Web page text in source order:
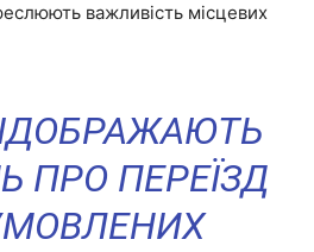
важливість місцевих
ПРО ПЕРЕЇЗД